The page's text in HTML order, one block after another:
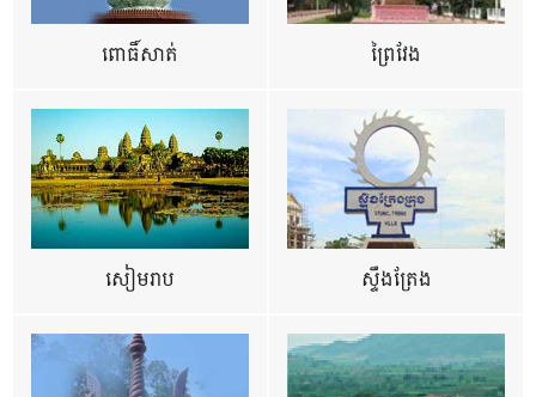
ពោធិ៍សាត់ ព្រៃវែង
សៀមរាប ស្ទឹងត្រែង